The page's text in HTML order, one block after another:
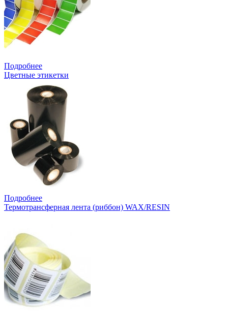
Подробнее
Цветные этикетки
Подробнее
Термотрансферная лента (риббон) WAX/RESIN